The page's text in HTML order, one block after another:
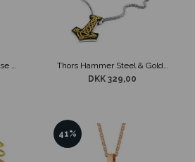
Halskæde Livets Træ Rose Gold Lille Medaljon
Thors Hammer Steel & Gold Halskæde
DKK 329,00
41%